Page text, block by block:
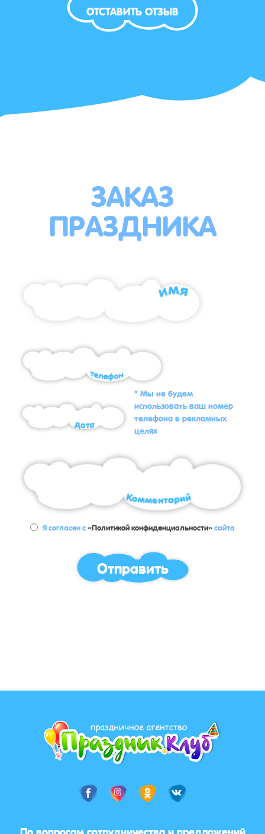
ОТСТАВИТЬ ОТЗЫВ
ЗАКАЗ
ПРАЗДНИКА
* Мы не будем
использовать ваш номер
телефона в рекламных
целях
Я согласен с«Политикой конфиденциальности»сайта
Отправить